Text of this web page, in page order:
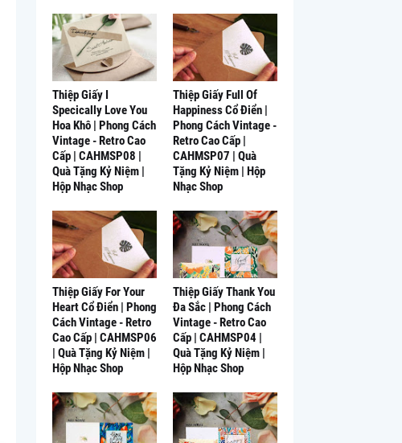
Thiệp Giấy I
Specically Love You
Hoa Khô | Phong Cách
Vintage - Retro Cao
Cấp | CAHMSP08 |
Quà Tặng Kỷ Niệm |
Hộp Nhạc Shop
Thiệp Giấy Full Of
Happiness Cổ Điển |
Phong Cách Vintage -
Retro Cao Cấp |
CAHMSP07 | Quà
Tặng Kỷ Niệm | Hộp
Nhạc Shop
Thiệp Giấy For Your
Heart Cổ Điển | Phong
Cách Vintage - Retro
Cao Cấp | CAHMSP06
| Quà Tặng Kỷ Niệm |
Hộp Nhạc Shop
Thiệp Giấy Thank You
Đa Sắc | Phong Cách
Vintage - Retro Cao
Cấp | CAHMSP04 |
Quà Tặng Kỷ Niệm |
Hộp Nhạc Shop